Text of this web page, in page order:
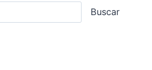
Buscar